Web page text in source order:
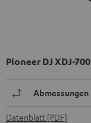
Pioneer DJ XDJ-700
Abmessungen
Datenblatt [PDF]